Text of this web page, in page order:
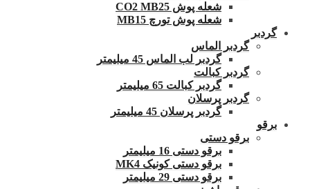
شعله پوش CO2 MB25
شعله پوش تورچ MB15
گردبر
گردبر الماس
گردبر لب الماس 45 میلیمتر
گردبر کبالت
گردبر کبالت 65 میلیمتر
گردبر پرسلان
گردبر پرسلان 45 میلیمتر
برقو
برقو دستی
برقو دستی 16 میلیمتر
برقو دستی کونیک MK4
برقو دستی 29 میلیمتر